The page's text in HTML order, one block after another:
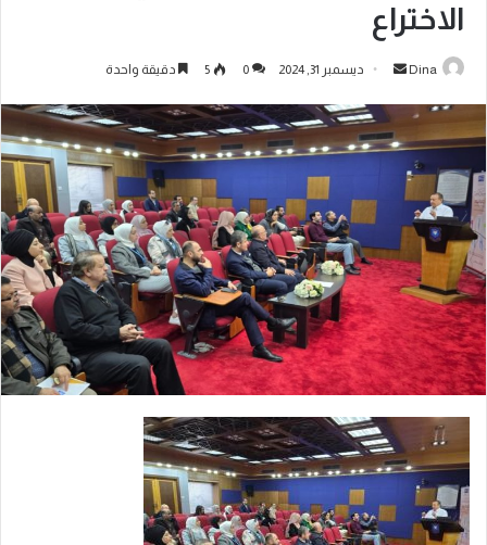
الاختراع
Dina ديسمبر 31, 2024 0
5 دقيقة واحدة